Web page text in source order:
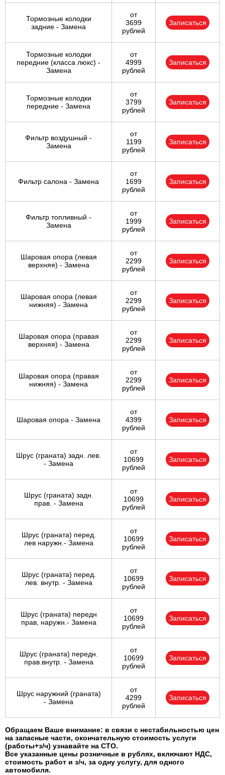
Тормозные колодки
задние - Замена
от
3699
рублей
Записаться
Тормозные колодки
передние (класса люкс) -
Замена
от
4999
рублей
Записаться
Тормозные колодки
передние - Замена
от
3799
рублей
Записаться
Фильтр воздушный -
Замена
от
1199
рублей
Записаться
Фильтр салона - Замена
от
1699
рублей
Записаться
Фильтр топливный -
Замена
от
1999
рублей
Записаться
Шаровая опора (левая
верхняя) - Замена
от
2299
рублей
Записаться
Шаровая опора (левая
нижняя) - Замена
от
2299
рублей
Записаться
Шаровая опора (правая
верхняя) - Замена
от
2299
рублей
Записаться
Шаровая опора (правая
нижняя) - Замена
от
2299
рублей
Записаться
Шаровая опора - Замена
от
4399
рублей
Записаться
Шрус (граната) задн. лев.
- Замена
от
10699
рублей
Записаться
Шрус (граната) задн.
прав. - Замена
от
10699
рублей
Записаться
Шрус (граната) перед.
лев наружн.- Замена
от
10699
рублей
Записаться
Шрус (граната) перед.
лев. внутр. - Замена
от
10699
рублей
Записаться
Шрус (граната) передн
прав, наружн.- Замена
от
10699
рублей
Записаться
Шрус (граната) передн.
прав.внутр. - Замена
от
10699
рублей
Записаться
Шрус наружний (граната)
- Замена
от
4299
рублей
Записаться
Обращаем Ваше внимание: в связи с нестабильностью цен
на запасные части, окончательную стоимость услуги
(работы+з/ч) узнавайте на СТО.
Все указанные цены розничные в рублях, включают НДС,
стоимость работ и з/ч, за одну услугу, для одного
автомобиля.